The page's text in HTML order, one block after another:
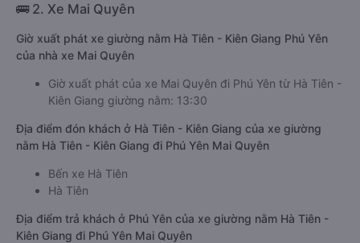
🚌 2. Xe Mai Quyên
Giờ xuất phát xe giường nằm Hà Tiên - Kiên Giang Phú Yên
của nhà xe Mai Quyên
Giờ xuất phát của xe Mai Quyên đi Phú Yên từ Hà Tiên -
Kiên Giang giường nằm: 13:30
Địa điểm đón khách ở Hà Tiên - Kiên Giang của xe giường
nằm Hà Tiên - Kiên Giang đi Phú Yên Mai Quyên
Bến xe Hà Tiên
Hà Tiên
Địa điểm trả khách ở Phú Yên của xe giường nằm Hà Tiên -
Kiên Giang đi Phú Yên Mai Quyên